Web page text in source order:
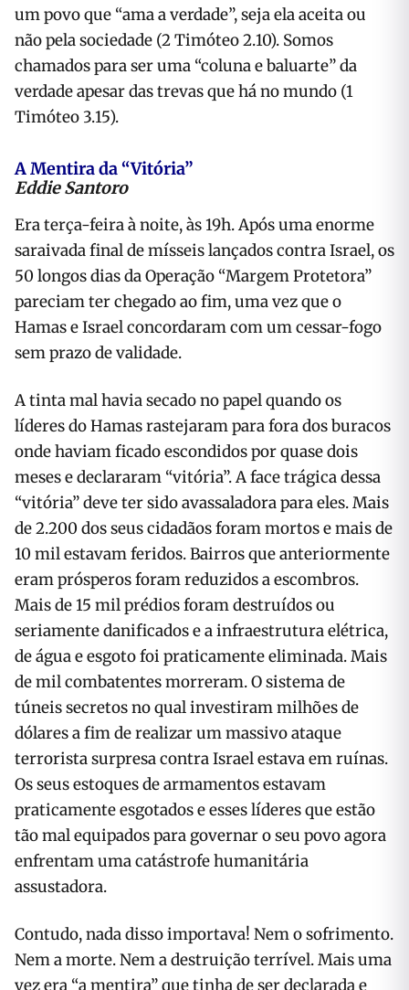
um povo que “ama a verdade”, seja ela aceita ou
não pela sociedade (2 Timóteo 2.10). Somos
chamados para ser uma “coluna e baluarte” da
verdade apesar das trevas que há no mundo (1
Timóteo 3.15).
A Mentira da “Vitória”
Eddie Santoro
Era terça-feira à noite, às 19h. Após uma enorme
saraivada final de mísseis lançados contra Israel, os
50 longos dias da Operação “Margem Protetora”
pareciam ter chegado ao fim, uma vez que o
Hamas e Israel concordaram com um cessar-fogo
sem prazo de validade.
A tinta mal havia secado no papel quando os
líderes do Hamas rastejaram para fora dos buracos
onde haviam ficado escondidos por quase dois
meses e declararam “vitória”. A face trágica dessa
“vitória” deve ter sido avassaladora para eles. Mais
de 2.200 dos seus cidadãos foram mortos e mais de
10 mil estavam feridos. Bairros que anteriormente
eram prósperos foram reduzidos a escombros.
Mais de 15 mil prédios foram destruídos ou
seriamente danificados e a infraestrutura elétrica,
de água e esgoto foi praticamente eliminada. Mais
de mil combatentes morreram. O sistema de
túneis secretos no qual investiram milhões de
dólares a fim de realizar um massivo ataque
terrorista surpresa contra Israel estava em ruínas.
Os seus estoques de armamentos estavam
praticamente esgotados e esses líderes que estão
tão mal equipados para governar o seu povo agora
enfrentam uma catástrofe humanitária
assustadora.
Contudo, nada disso importava! Nem o sofrimento.
Nem a morte. Nem a destruição terrível. Mais uma
vez era “a mentira” que tinha de ser declarada e